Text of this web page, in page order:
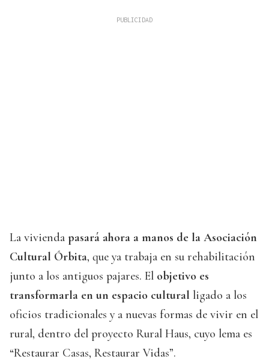
La vivienda pasará ahora a manos de la Asociación
Cultural Órbita, que ya trabaja en su rehabilitación
junto a los antiguos pajares. El objetivo es
transformarla en un espacio cultural ligado a los
oficios tradicionales y a nuevas formas de vivir en el
rural, dentro del proyecto Rural Haus, cuyo lema es
“Restaurar Casas, Restaurar Vidas”.